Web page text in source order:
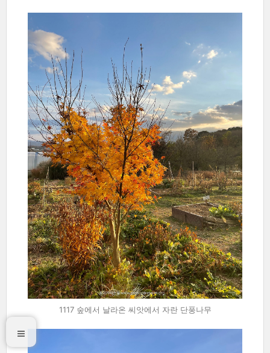
1117 숲에서 날라온 씨앗에서 자란 단풍나무